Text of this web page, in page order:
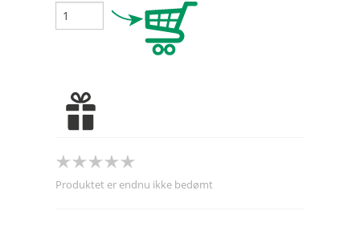
Produktet er endnu ikke bedømt